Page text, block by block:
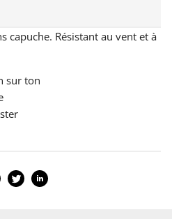
capuche. Résistant au vent et à
sur ton